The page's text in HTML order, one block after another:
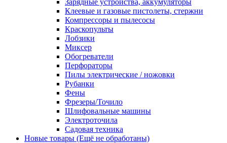
Зарядные устройства, аккумуляторы
Клеевые и газовые пистолеты, стержни
Компрессоры и пылесосы
Краскопульты
Лобзики
Миксер
Обогреватели
Перфораторы
Пилы электрические / ножовки
Рубанки
Фены
Фрезеры/Точило
Шлифовальные машины
Электроточила
Садовая техника
Новые товары (Ещё не обработаны)